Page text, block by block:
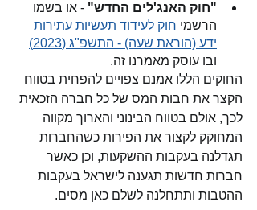
"חוק האנג'לים החדש" - או בשמו
הרשמי חוק לעידוד תעשיות עתירות
ידע (הוראת שעה) - התשפ"ג (2023)
ובו עוסק מאמרנו זה.
החוקים הללו אמנם צפויים להפחית בטווח
הקצר את חבות המס של כל חברה הזכאית
לכך, אולם בטווח הבינוני והארוך מקווה
המחוקק לקצור את הפירות כשהחברות
תגדלנה בעקבות ההשקעות, וכן כאשר
חברות חדשות תגענה לישראל בעקבות
ההטבות ותתחלנה לשלם כאן מסים.